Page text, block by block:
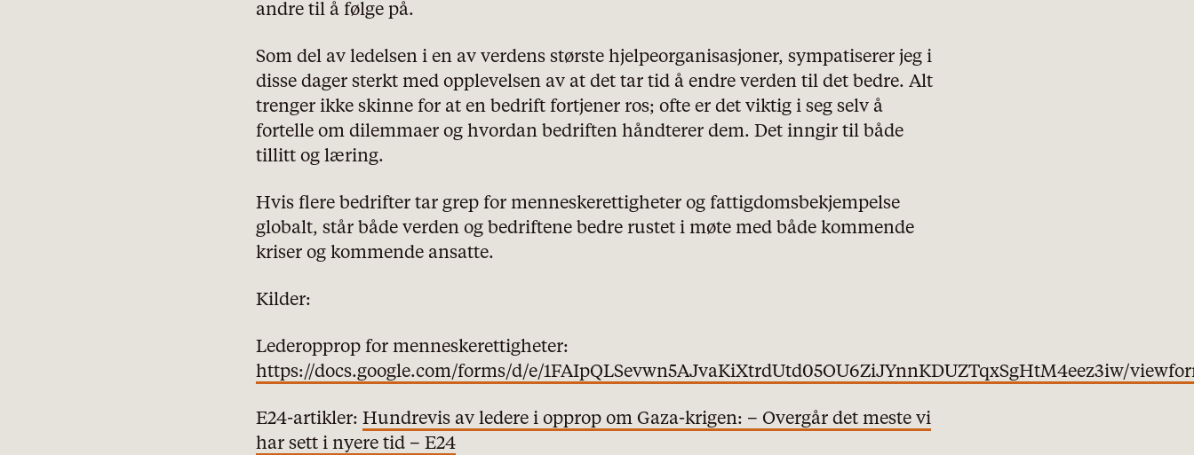
andre til å følge på.
Som del av ledelsen i en av verdens største hjelpeorganisasjoner, sympatiserer jeg i
disse dager sterkt med opplevelsen av at det tar tid å endre verden til det bedre. Alt
trenger ikke skinne for at en bedrift fortjener ros; ofte er det viktig i seg selv å
fortelle om dilemmaer og hvordan bedriften håndterer dem. Det inngir til både
tillitt og læring.
Hvis flere bedrifter tar grep for menneskerettigheter og fattigdomsbekjempelse
globalt, står både verden og bedriftene bedre rustet i møte med både kommende
kriser og kommende ansatte.
Kilder:
Lederopprop for menneskerettigheter:
https://docs.google.com/forms/d/e/1FAIpQLSevwn5AJvaKiXtrdUtd05OU6ZiJYnnKDUZTqxSgHtM4eez3iw/
E24-artikler:Hundrevis av ledere i opprop om Gaza-krigen: – Overgår det meste vi
har sett i nyere tid – E24